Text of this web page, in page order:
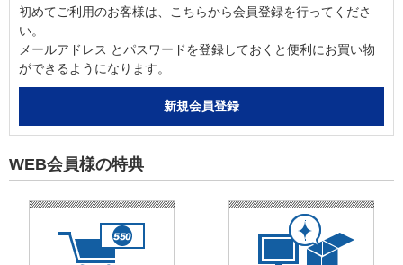
初めてご利用のお客様は、こちらから会員登録を行ってくださ
い。
メールアドレス とパスワードを登録しておくと便利にお買い物
ができるようになります。
WEB会員様の特典